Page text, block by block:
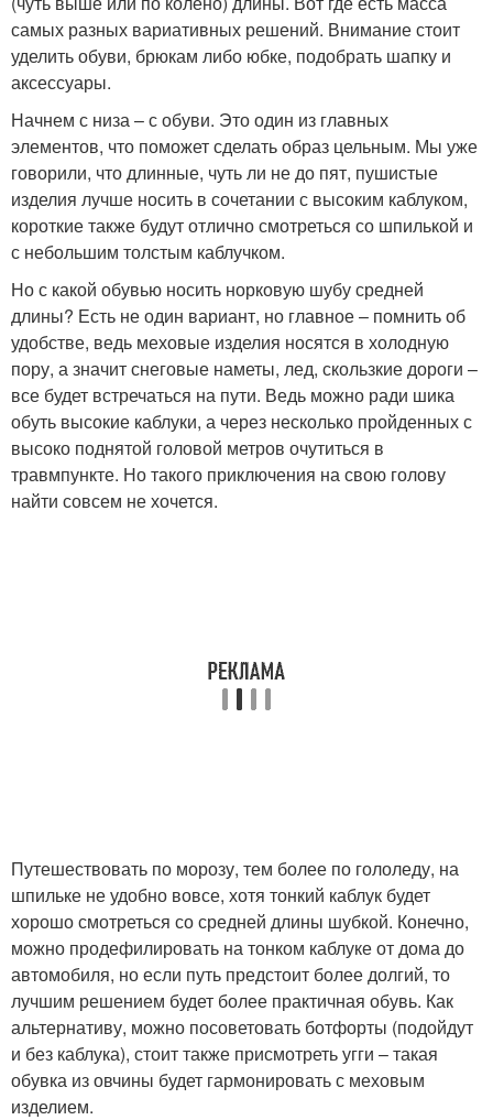
самых разных вариативных решений. Внимание стоит
уделить обуви, брюкам либо юбке, подобрать шапку и
аксессуары.
Начнем с низа – с обуви. Это один из главных
элементов, что поможет сделать образ цельным. Мы уже
говорили, что длинные, чуть ли не до пят, пушистые
изделия лучше носить в сочетании с высоким каблуком,
короткие также будут отлично смотреться со шпилькой и
с небольшим толстым каблучком.
Но с какой обувью носить норковую шубу средней
длины? Есть не один вариант, но главное – помнить об
удобстве, ведь меховые изделия носятся в холодную
пору, а значит снеговые наметы, лед, скользкие дороги –
все будет встречаться на пути. Ведь можно ради шика
обуть высокие каблуки, а через несколько пройденных с
высоко поднятой головой метров очутиться в
травмпункте. Но такого приключения на свою голову
найти совсем не хочется.
Путешествовать по морозу, тем более по гололеду, на
шпильке не удобно вовсе, хотя тонкий каблук будет
хорошо смотреться со средней длины шубкой. Конечно,
можно продефилировать на тонком каблуке от дома до
автомобиля, но если путь предстоит более долгий, то
лучшим решением будет более практичная обувь. Как
альтернативу, можно посоветовать ботфорты (подойдут
и без каблука), стоит также присмотреть угги – такая
обувка из овчины будет гармонировать с меховым
изделием.